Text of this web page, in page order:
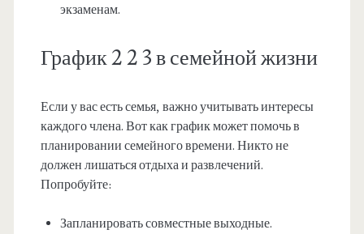
экзаменам.
График 2 2 3 в семейной жизни
Если у вас есть семья, важно учитывать интересы
каждого члена. Вот как график может помочь в
планировании семейного времени. Никто не
должен лишаться отдыха и развлечений.
Попробуйте:
Запланировать совместные выходные.